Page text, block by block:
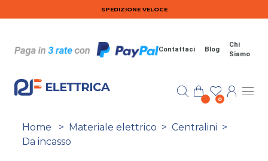
Salta al contenuto principaleSPEDIZIONE VELOCE
Contattaci Blog
Chi
Siamo
0
Home > Materiale elettrico > Centralini >
Da incasso